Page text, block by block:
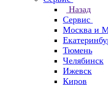
Назад
Сервис
Москва и
Тюмень
Челябинск
Ижевск
Киров